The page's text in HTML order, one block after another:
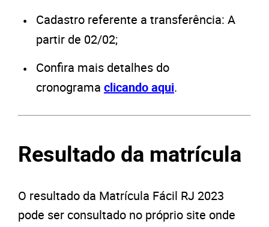
Cadastro referente a transferência: A
partir de 02/02;
Confira mais detalhes do
cronograma clicando aqui.
Resultado da matrícula
O resultado da Matrícula Fácil RJ 2023
pode ser consultado no próprio site onde